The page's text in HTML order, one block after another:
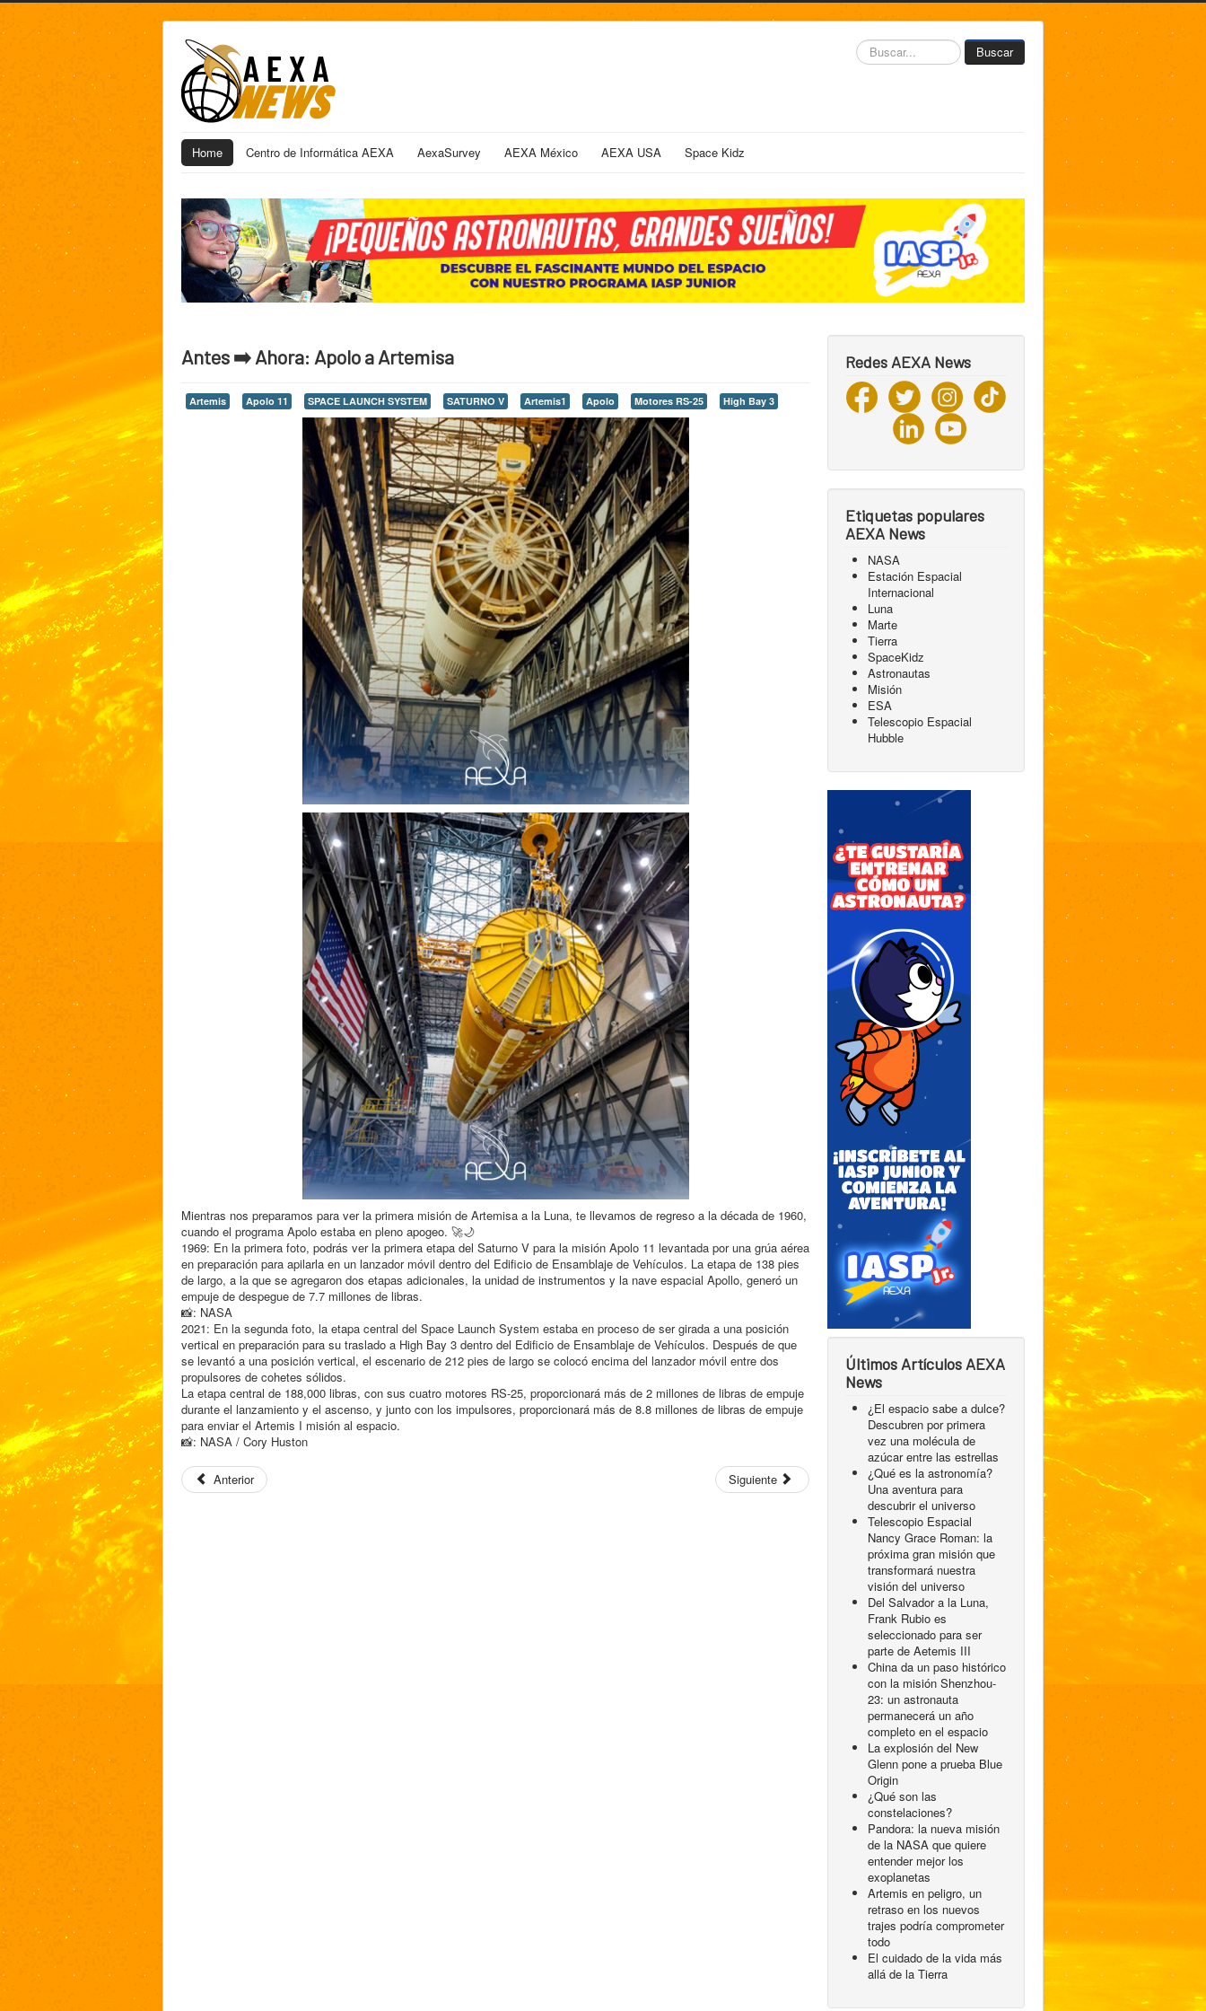
Buscar... Buscar
Home Centro de Informática AEXA AexaSurvey AEXA México AEXA USA Space Kidz
Antes ➡️ Ahora: Apolo a Artemisa
Artemis Apolo 11 SPACE LAUNCH SYSTEM SATURNO V Artemis1 Apolo Motores RS-25 High Bay 3
Mientras nos preparamos para ver la primera misión de Artemisa a la Luna, te llevamos de regreso a la década de 1960,
cuando el programa Apolo estaba en pleno apogeo. 🚀🌙
1969: En la primera foto, podrás ver la primera etapa del Saturno V para la misión Apolo 11 levantada por una grúa aérea
en preparación para apilarla en un lanzador móvil dentro del Edificio de Ensamblaje de Vehículos. La etapa de 138 pies
de largo, a la que se agregaron dos etapas adicionales, la unidad de instrumentos y la nave espacial Apollo, generó un
empuje de despegue de 7.7 millones de libras.
📸: NASA
2021: En la segunda foto, la etapa central del Space Launch System estaba en proceso de ser girada a una posición
vertical en preparación para su traslado a High Bay 3 dentro del Edificio de Ensamblaje de Vehículos. Después de que
se levantó a una posición vertical, el escenario de 212 pies de largo se colocó encima del lanzador móvil entre dos
propulsores de cohetes sólidos.
La etapa central de 188,000 libras, con sus cuatro motores RS-25, proporcionará más de 2 millones de libras de empuje
durante el lanzamiento y el ascenso, y junto con los impulsores, proporcionará más de 8.8 millones de libras de empuje
para enviar el Artemis I misión al espacio.
📸: NASA / Cory Huston
Anterior Siguiente
Redes AEXA News
Etiquetas populares
AEXA News
NASA
Estación Espacial
Internacional
Luna
Marte
Tierra
SpaceKidz
Astronautas
Misión
ESA
Telescopio Espacial
Hubble
Últimos Artículos AEXA
News
¿El espacio sabe a dulce?
Descubren por primera
vez una molécula de
azúcar entre las estrellas
¿Qué es la astronomía?
Una aventura para
descubrir el universo
Telescopio Espacial
Nancy Grace Roman: la
próxima gran misión que
transformará nuestra
visión del universo
Del Salvador a la Luna,
Frank Rubio es
seleccionado para ser
parte de Aetemis III
China da un paso histórico
con la misión Shenzhou-
23: un astronauta
permanecerá un año
completo en el espacio
La explosión del New
Glenn pone a prueba Blue
Origin
¿Qué son las
constelaciones?
Pandora: la nueva misión
de la NASA que quiere
entender mejor los
exoplanetas
Artemis en peligro, un
retraso en los nuevos
trajes podría comprometer
todo
El cuidado de la vida más
allá de la Tierra